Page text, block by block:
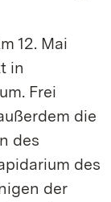
12. Mai
in
Frei
die
des
des
der